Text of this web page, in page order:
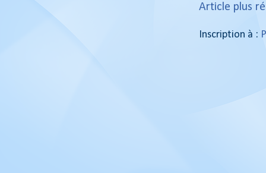
Article plus
Inscription à :